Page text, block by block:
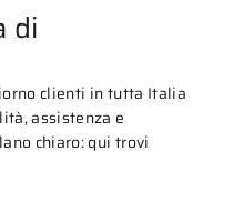
di
clienti in tutta Italia
assistenza e
chiaro: qui trovi